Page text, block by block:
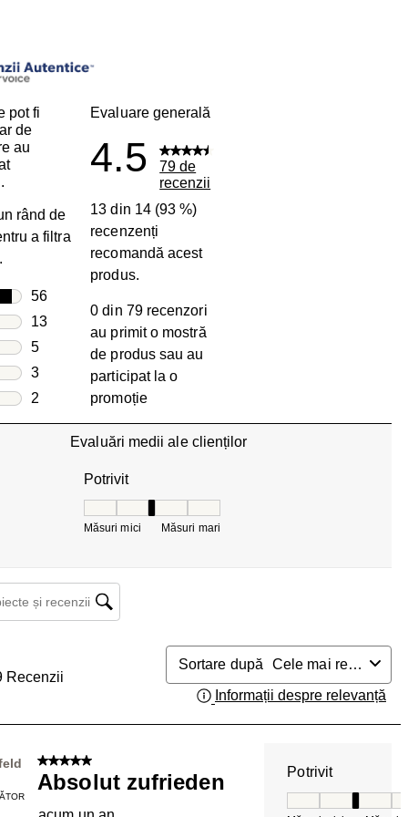
pot fi
de
au
rând de
a filtra
56
56 recenzii cu 5 stele.
13
13 recenzii cu 4 stele.
5
5 recenzii cu 3 stele.
3
3 recenzii cu 2 stele.
2
2 recenzii cu 1 stea.
Evaluare generală
4.5
79 de
recenzii
13 din 14 (93 %)
recenzenți
recomandă acest
produs.
0 din 79 recenzori
au primit o mostră
de produs sau au
participat la o
promoție
Evaluări medii ale clienților
Potrivit
Măsuri mici Măsuri mari
și recenzii căutați regiunea
Recenzii
Sortare după
Cele mai relevante
Informații despre relevanță
5 din 5 stele.
Absolut zufrieden
Potrivit